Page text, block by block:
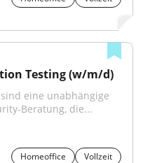
Testing (w/m/d)
eine unabhängige
Beratung, die...
Homeoffice
Vollzeit